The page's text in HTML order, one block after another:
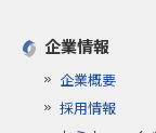
企業情報
企業概要
採用情報